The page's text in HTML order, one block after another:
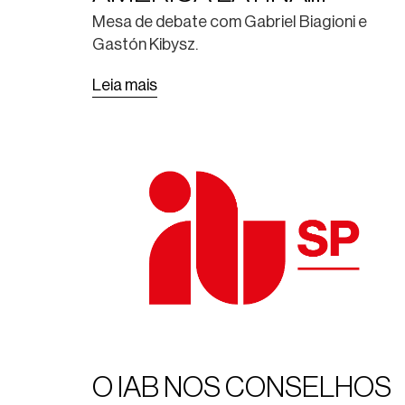
EXPERIÊNCIAS DA
Mesa de debate com Gabriel Biagioni e
Gastón Kibysz.
Leia mais
O IAB NOS CONSELHOS